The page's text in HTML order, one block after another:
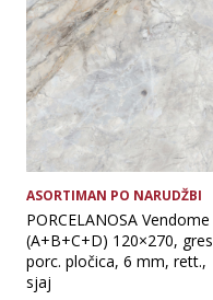
Brand
Glavna boja
Vrsta obrade pločice
ASORTIMAN PO NARUDŽBI
PORCELANOSA Vendome
(A+B+C+D) 120×270, gres
porc. pločica, 6 mm, rett.,
sjaj